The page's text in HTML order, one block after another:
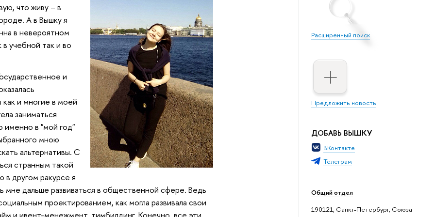
Расширенный поиск
Предложить новость
ДОБАВЬ ВЫШКУ
ВКонтакте
Телеграм
Общий отдел
190121, Санкт-Петербург, Союза
что живу – в
А в Вышку я
в невероятном
в учебной так и во
и
и многие в моей
заниматься
именно в "мой год"
мною
альтернативы. С
странным такой
в другом ракурсе я
дальше развиваться в общественной сфере. Ведь
проектированием, как могла развивала свои